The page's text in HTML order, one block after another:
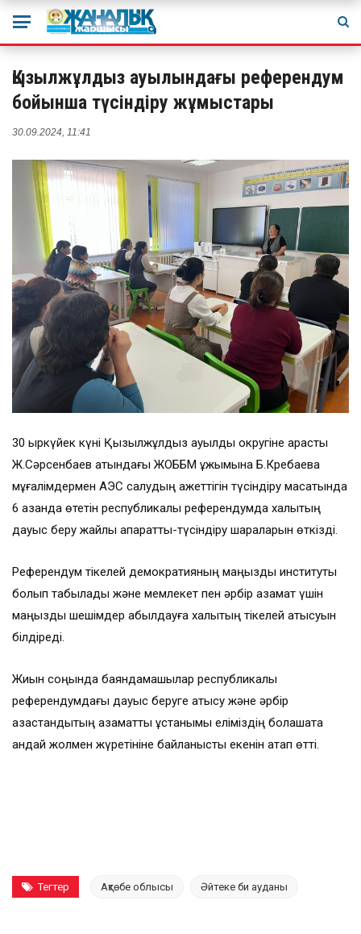
Қызылжұлдыз ауылындағы референдум
бойынша түсіндіру жұмыстары
30.09.2024, 11:41
30 қыркүйек күні Қызылжұлдыз ауылдық округіне қарасты
Ж.Сәрсенбаев атындағы ЖОББМ ұжымына Б.Кребаева
мұғалімдермен АЭС салудың қажеттігін түсіндіру мақсатында
6 қазанда өтетін республикалық референдумда халықтың
дауыс беру жайлы ақпараттық-түсіндіру шараларын өткізді.
Референдум тікелей демократияның маңызды институты
болып табылады және мемлекет пен әрбір азамат үшін
маңызды шешімдер қабылдауға халықтың тікелей қатысуын
білдіреді.
Жиын соңында баяндамашылар республикалық
референдумдағы дауыс беруге қатысу және әрбір
қазақстандықтың азаматтық ұстанымы еліміздің болашақта
қандай жолмен жүретініне байланысты екенін атап өтті.
Тегтер Ақтөбе облысы Әйтеке би ауданы